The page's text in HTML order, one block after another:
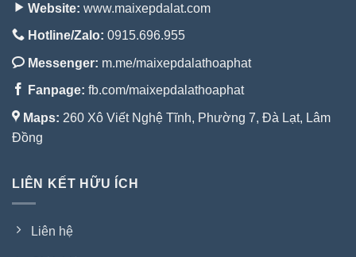
Website: www.maixepdalat.com
Hotline/Zalo: 0915.696.955
Messenger: m.me/maixepdalathoaphat
Fanpage: fb.com/maixepdalathoaphat
Maps: 260 Xô Viết Nghệ Tĩnh, Phường 7, Đà Lạt, Lâm
Đồng
LIÊN KẾT HỮU ÍCH
Liên hệ